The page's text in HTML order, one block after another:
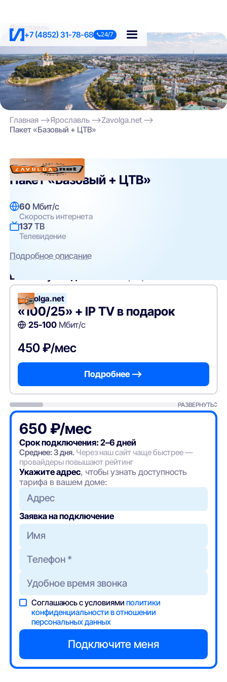
+7 (4852) 31-78-68 24/7
Ярославль
Главная Ярославль
Zavolga.net
Пакет «Базовый + ЦТВ»
Zavolga.net
Пакет «Базовый + ЦТВ»
60 Мбит/с
Скорость интернета
137 ТВ
Телевидение
Подробное описание
Вам могут подойти
Zavolga.net
«100/25» + IP TV в подарок
25-100Мбит/с
450 ₽/мес
Подробнее —>
РАЗВЕРНУТЬ
650 ₽/мес
Срок подключения: 2–6 дней
Среднее: 3 дня. Через наш сайт чаще быстрее —
провайдеры повышают рейтинг
Укажите адрес, чтобы узнать доступность
тарифа в вашем доме:
Адрес
Заявка на подключение
Соглашаюсь с условиямиполитики
конфиденциальности в отношении
персональных данных